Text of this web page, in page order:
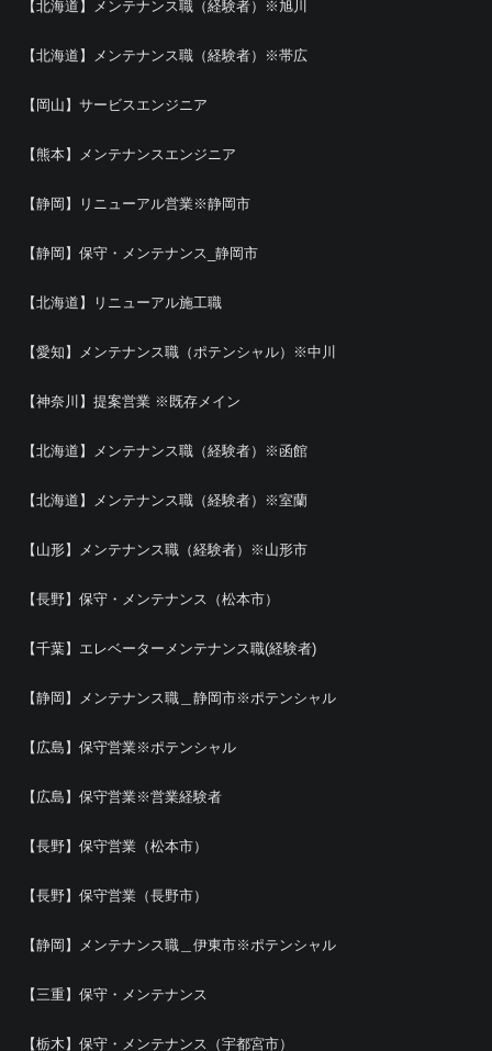
【北海道】メンテナンス職（経験者）※旭川
【北海道】メンテナンス職（経験者）※帯広
【岡山】サービスエンジニア
【熊本】メンテナンスエンジニア
【静岡】リニューアル営業※静岡市
【静岡】保守・メンテナンス_静岡市
【北海道】リニューアル施工職
【愛知】メンテナンス職（ポテンシャル）※中川
【神奈川】提案営業 ※既存メイン
【北海道】メンテナンス職（経験者）※函館
【北海道】メンテナンス職（経験者）※室蘭
【山形】メンテナンス職（経験者）※山形市
【長野】保守・メンテナンス（松本市）
【千葉】エレベーターメンテナンス職(経験者)
【静岡】メンテナンス職＿静岡市※ポテンシャル
【広島】保守営業※ポテンシャル
【広島】保守営業※営業経験者
【長野】保守営業（松本市）
【長野】保守営業（長野市）
【静岡】メンテナンス職＿伊東市※ポテンシャル
【三重】保守・メンテナンス
【栃木】保守・メンテナンス（宇都宮市）